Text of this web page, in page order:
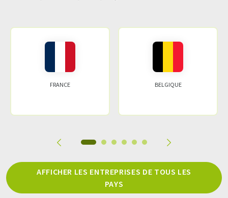
FRANCE BELGIQUE
AFFICHER LES ENTREPRISES DE TOUS LES
PAYS